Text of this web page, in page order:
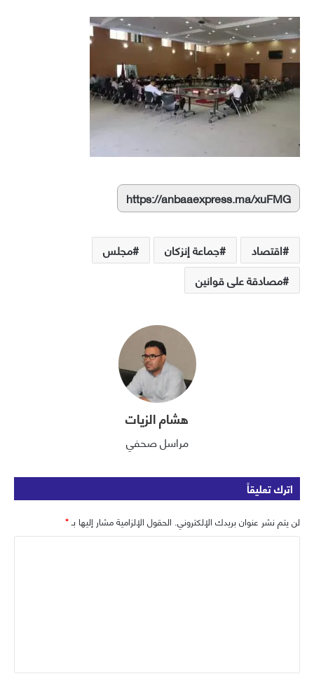
https://anbaaexpress.ma/xuFMG
اقتصاد جماعة إنزكان
مجلس
مصادقة على قوانين
هشام الزيات
مراسل صحفي
اترك تعليقاً
لن يتم نشر عنوان بريدك الإلكتروني. الحقول الإلزامية مشار إليها بـ*
ق